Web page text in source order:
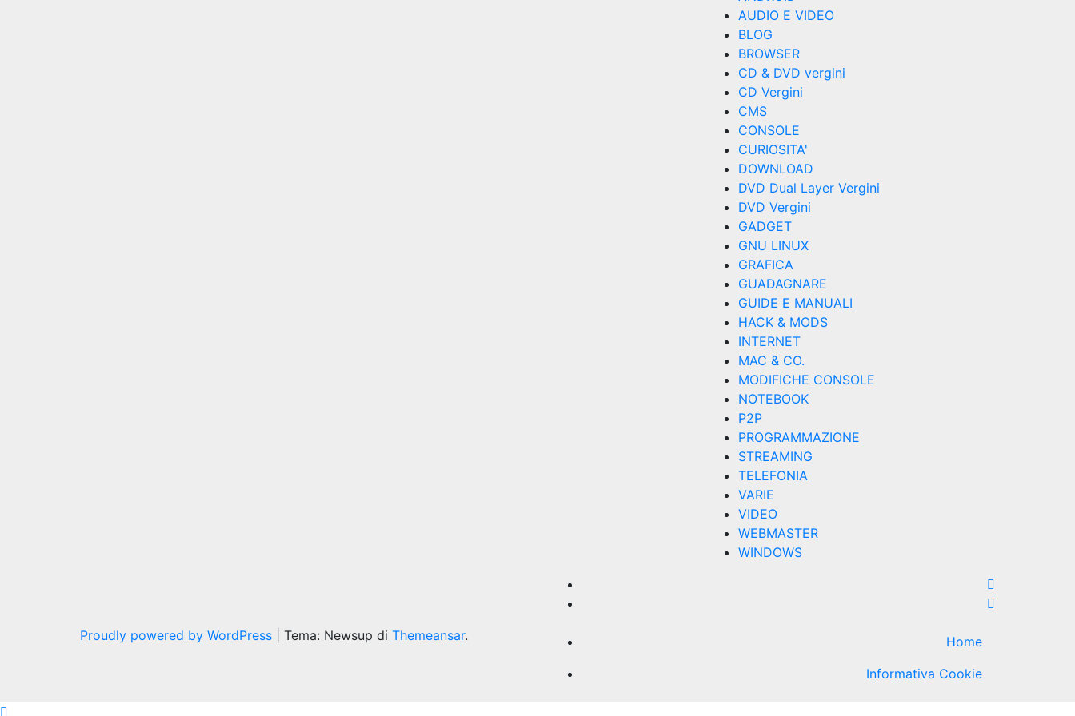
AUDIO E VIDEO
BLOG
BROWSER
CD & DVD vergini
CD Vergini
CMS
CONSOLE
CURIOSITA'
DOWNLOAD
DVD Dual Layer Vergini
DVD Vergini
GADGET
GNU LINUX
GRAFICA
GUADAGNARE
GUIDE E MANUALI
HACK & MODS
INTERNET
MAC & CO.
MODIFICHE CONSOLE
NOTEBOOK
P2P
PROGRAMMAZIONE
STREAMING
TELEFONIA
VARIE
VIDEO
WEBMASTER
WINDOWS
Proudly powered by WordPress Tema: Newsup di Themeansar.
Home
Informativa Cookie